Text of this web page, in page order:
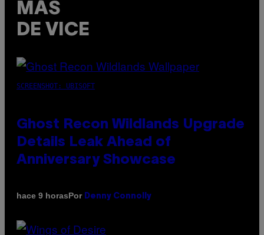
MÁS
DE VICE
SCREENSHOT: UBISOFT
Ghost Recon Wildlands Upgrade
Details Leak Ahead of
Anniversary Showcase
hace 9 horasPor Denny Connolly